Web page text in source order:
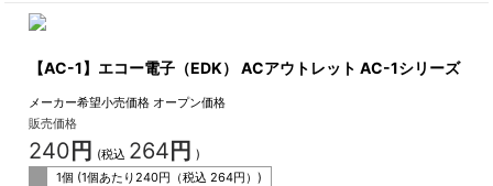
【AC-1】エコー電子（EDK） ACアウトレット AC-1シリーズ
メーカー希望小売価格 オープン価格
販売価格
240 円 (税込 264 円 )
1個 (1個あたり 240円（税込 264円）)